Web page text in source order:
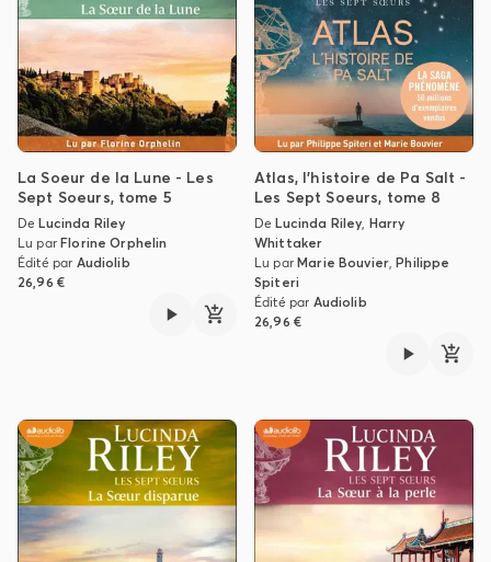
La Soeur de la Lune - Les
Sept Soeurs, tome 5
DeLucinda Riley
Lu parFlorine Orphelin
Édité par Audiolib
26,96 €
Atlas, l'histoire de Pa Salt -
Les Sept Soeurs, tome 8
DeLucinda Riley, Harry
Whittaker
Lu parMarie Bouvier,Philippe
Spiteri
Édité par Audiolib
26,96 €